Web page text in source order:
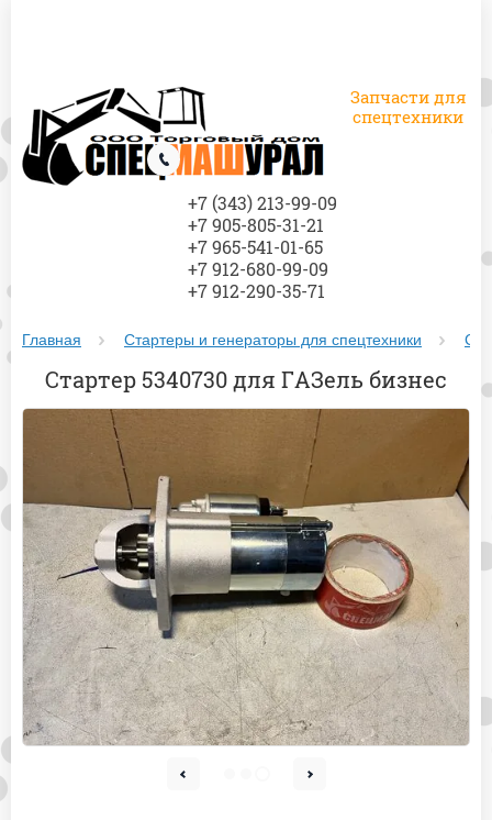
Запчасти для
спецтехники
+7 (343) 213-99-09
+7 905-805-31-21
+7 965-541-01-65
+7 912-680-99-09
+7 912-290-35-71
Главная Стартеры и генераторы для спецтехники
Стартер 5340730 для ГАЗель бизнес